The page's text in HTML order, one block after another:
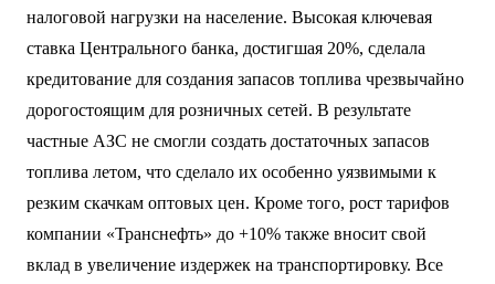
налоговой нагрузки на население. Высокая ключевая
ставка Центрального банка, достигшая 20%, сделала
кредитование для создания запасов топлива чрезвычайно
дорогостоящим для розничных сетей. В результате
частные АЗС не смогли создать достаточных запасов
топлива летом, что сделало их особенно уязвимыми к
резким скачкам оптовых цен. Кроме того, рост тарифов
компании «Транснефть» до +10% также вносит свой
вклад в увеличение издержек на транспортировку. Все